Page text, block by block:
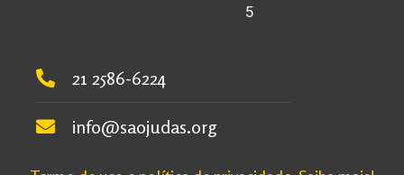
5
21 2586-6224
info@saojudas.org